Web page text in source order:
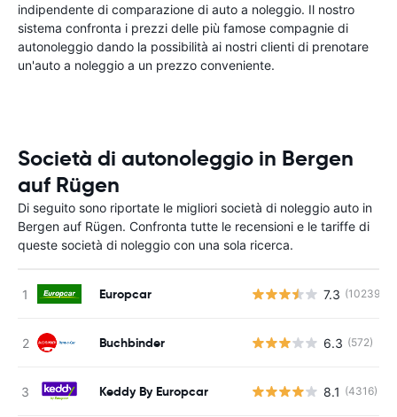
indipendente di comparazione di auto a noleggio. Il nostro
sistema confronta i prezzi delle più famose compagnie di
autonoleggio dando la possibilità ai nostri clienti di prenotare
un'auto a noleggio a un prezzo conveniente.
Società di autonoleggio in Bergen
auf Rügen
Di seguito sono riportate le migliori società di noleggio auto in
Bergen auf Rügen. Confronta tutte le recensioni e le tariffe di
queste società di noleggio con una sola ricerca.
Europcar 7.3 (10239)
Buchbinder 6.3 (572)
Keddy By Europcar 8.1 (4316)